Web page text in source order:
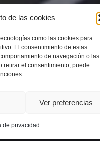
de las cookies
como las cookies para
El consentimiento de estas
de navegación o las
retirar el consentimiento, puede
Ver preferencias
de privacidad